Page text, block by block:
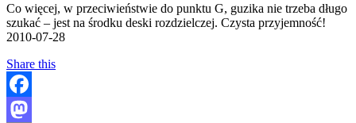
Co więcej, w przeciwieństwie do punktu G, guzika nie trzeba długo
szukać – jest na środku deski rozdzielczej. Czysta przyjemność!
2010-07-28
Share this
Facebook